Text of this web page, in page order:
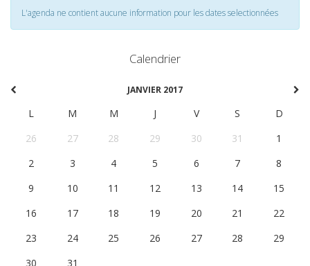
L'agenda ne contient aucune information pour les dates selectionnées
Calendrier
JANVIER 2017
L M M J V S
D
26
27 28 29 30 31
1
2
3 4 5 6 7
8
9
10 11 12 13 14
15
16
17 18 19 20 21
22
23
24 25 26 27 28
29
30
31